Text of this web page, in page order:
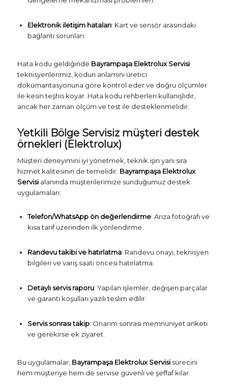
Elektronik iletişim hataları: Kart ve sensör arasındaki
bağlantı sorunları.
Hata kodu geldiğinde Bayrampaşa Elektrolux Servisi
teknisyenlerimiz, kodun anlamını üretici
dokümantasyonuna göre kontrol eder ve doğru ölçümler
ile kesin teşhis koyar. Hata kodu rehberleri kullanışlıdır,
ancak her zaman ölçüm ve test ile desteklenmelidir.
Yetkili Bölge Servisiz müşteri destek
örnekleri (Elektrolux)
Müşteri deneyimini iyi yönetmek, teknik işin yanı sıra
hizmet kalitesinin de temelidir. Bayrampaşa Elektrolux
Servisialanında müşterilerimize sunduğumuz destek
uygulamaları:
Telefon/WhatsApp ön değerlendirme: Arıza fotoğrafı ve
kısa tarif üzerinden ilk yönlendirme.
Randevu takibi ve hatırlatma: Randevu onayı, teknisyen
bilgileri ve varış saati öncesi hatırlatma.
Detaylı servis raporu: Yapılan işlemler, değişen parçalar
ve garanti koşulları yazılı teslim edilir.
Servis sonrası takip: Onarım sonrası memnuniyet anketi
ve gerekirse ek ziyaret.
Bu uygulamalar, Bayrampaşa Elektrolux Servisisürecini
hem müşteriye hem de servise güvenli ve şeffaf kılar.